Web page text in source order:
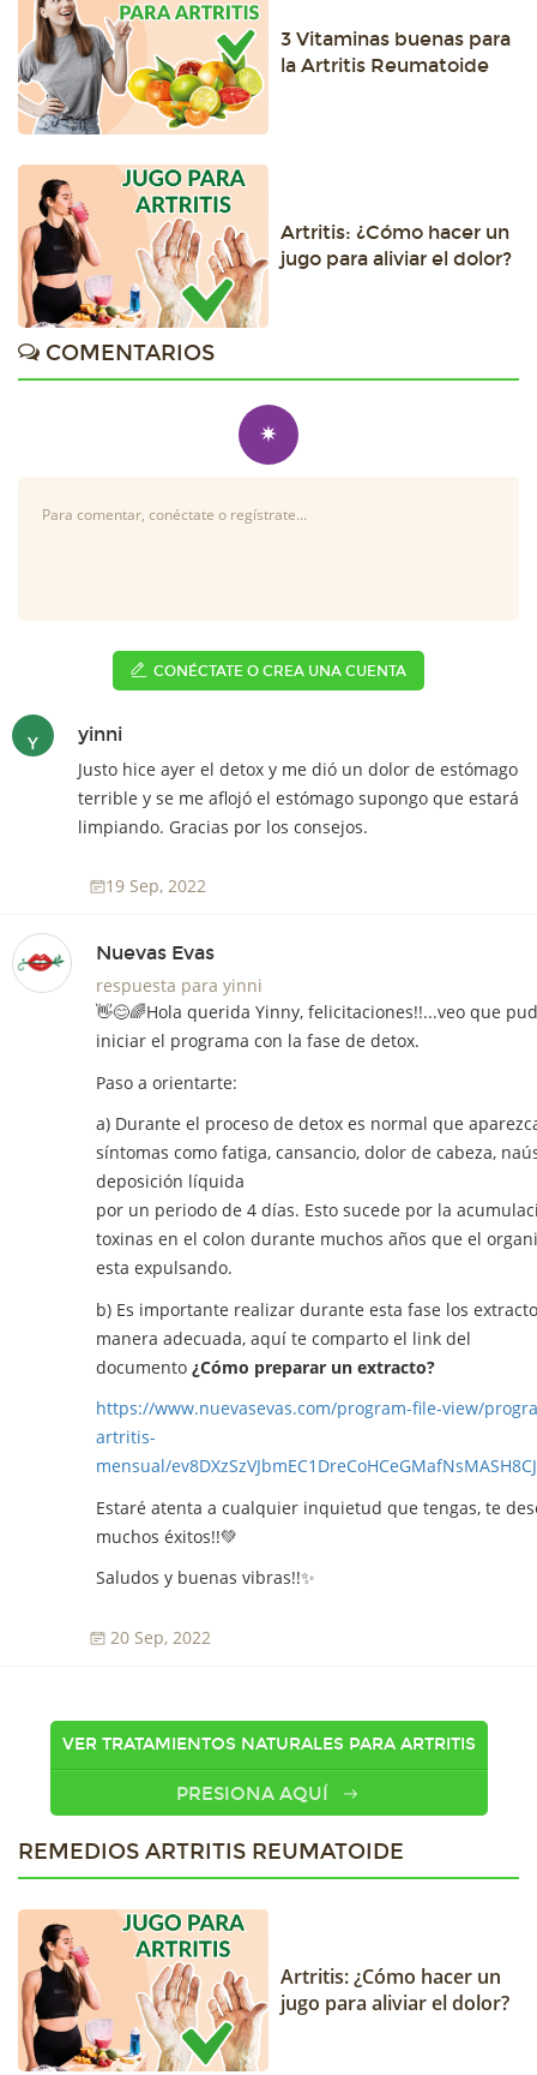
3 Vitaminas buenas para
la Artritis Reumatoide
Artritis: ¿Cómo hacer un
jugo para aliviar el dolor?
COMENTARIOS
✷
CONÉCTATE O CREA UNA CUENTA
Y
yinni
Justo hice ayer el detox y me dió un dolor de estómago
terrible y se me aflojó el estómago supongo que estará
limpiando. Gracias por los consejos.
19 Sep, 2022
Nuevas Evas
respuesta para yinni
👋😊🌈Hola querida Yinny, felicitaciones!!...veo que
iniciar el programa con la fase de detox.
Paso a orientarte:
a) Durante el proceso de detox es normal que
síntomas como fatiga, cansancio, dolor de cabeza,
deposición líquida
por un periodo de 4 días. Esto sucede por la
toxinas en el colon durante muchos años que el
esta expulsando.
b) Es importante realizar durante esta fase los
manera adecuada, aquí te comparto el link del
documento ¿Cómo preparar un extracto?
https://www.nuevasevas.com/program-file-view/
artritis-
mensual/
Estaré atenta a cualquier inquietud que tengas, te
muchos éxitos!!💚
Saludos y buenas vibras!!✨
20 Sep, 2022
VER TRATAMIENTOS NATURALES PARA ARTRITIS
PRESIONA AQUÍ
REMEDIOS ARTRITIS REUMATOIDE
Artritis: ¿Cómo hacer un
jugo para aliviar el dolor?